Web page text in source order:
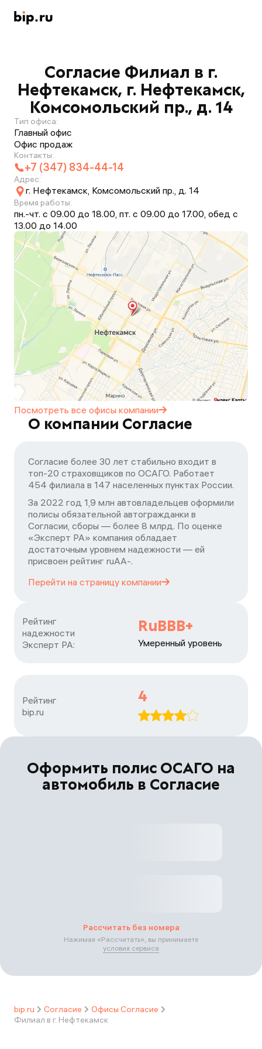
Согласие Филиал в г.
Нефтекамск, г. Нефтекамск,
Комсомольский пр., д. 14
Тип офиса:
Главный офис
Офис продаж
Контакты:
+7 (347) 834-44-14
Адрес:
г. Нефтекамск, Комсомольский пр., д. 14
Время работы:
пн.-чт. с 09.00 до 18.00, пт. с 09.00 до 17.00, обед с
13.00 до 14.00
Посмотреть все офисы компании
О компании Согласие
Согласие более 30 лет стабильно входит в
топ-20 страховщиков по ОСАГО. Работает
454 филиала в 147 населенных пунктах России.
За 2022 год 1,9 млн автовладельцев оформили
полисы обязательной автогражданки в
Согласии, сборы — более 8 млрд. По оценке
«Эксперт РА» компания обладает
достаточным уровнем надежности — ей
присвоен рейтинг ruАА-.
Перейти на страницу компании
Рейтинг
надежности
Эксперт РА:
RuBBB+
Умеренный уровень
Рейтинг
bip.ru
4
Оформить полис ОСАГО на
автомобиль в Согласие
Рассчитать без номера
Нажимая «Рассчитать», вы принимаете
условия сервиса
bip.ru Согласие
Офисы Согласие
Филиал в г. Нефтекамск